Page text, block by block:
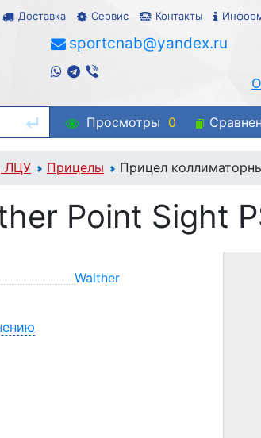
Доставка Сервис Контакты
sportcnab@yandex.ru
Просмотры 0
ЛЦУ Прицелы Прицел
Point Sight
Walther